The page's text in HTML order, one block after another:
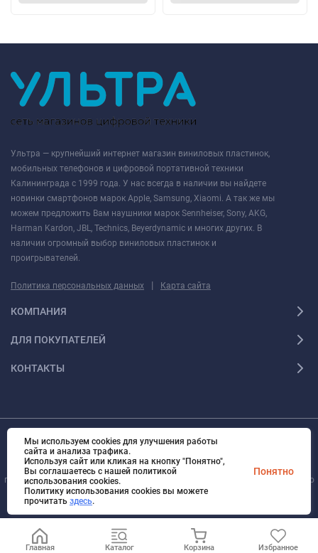
Ультра — крупнейший интернет магазин виниловых пластинок,
мобильных телефонов и цифровой портативной техники
Калининграда с 1999 года. У нас всегда в наличии вы найдете
новинки смартфонов марок Apple, Samsung, Xiaomi. А так же мы
можем предложить Вам наушники марок Sennheiser, Sony, AKG,
Harman Kardon, JBL, Technics, Beyerdynamic и многих других. В
наличии огромный выбор виниловых пластинок и
проигрывателей.
Политика персональных данных | Карта сайта
КОМПАНИЯ
ДЛЯ ПОКУПАТЕЛЕЙ
КОНТАКТЫ
© 2010 - 2026 Ультра Все права защищены Ультра - Калининградский
интернет-магазин. Все права защищены.
Вся информация на сайте носит справочный характер и не является
публичной офертой, определяемой положениями Статьи 437 Гражданского
кодекса Российской Федерации
Главная Каталог Корзина Избранное
Мы используем cookies для улучшения работы
сайта и анализа трафика.
Используя сайт или кликая на кнопку "Понятно",
Вы соглашаетесь с нашей политикой
использования cookies.
Политику использования cookies вы можете
прочитать здесь.
Понятно